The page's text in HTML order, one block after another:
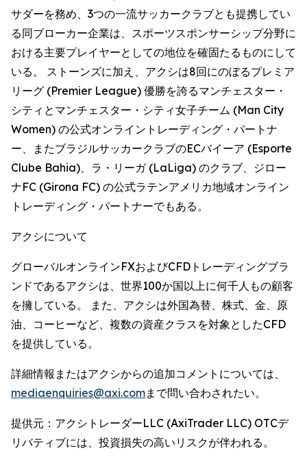
サダーを務め、3つの一流サッカークラブとも提携してい
る同ブローカー企業は、スポーツスポンサーシップ分野に
おける主要プレイヤーとしての地位を確固たるものにして
いる。 ストーンズに加え、アクシは8回にのぼるプレミア
リーグ (Premier League) 優勝を誇るマンチェスター・
シティとマンチェスター・シティ女子チーム (Man City
Women) の公式オンライントレーディング・パートナ
ー、またブラジルサッカークラブのECバイーア (Esporte
Clube Bahia)、ラ・リーガ (LaLiga) のクラブ、ジロー
ナFC (Girona FC) の公式ラテンアメリカ地域オンライン
トレーディング・パートナーでもある。
アクシについて
グローバルオンラインFXおよびCFDトレーディングブラ
ンドであるアクシは、世界100か国以上に何千人もの顧客
を擁している。 また、アクシは外国為替、株式、金、原
油、コーヒーなど、複数の資産クラスを対象としたCFD
を提供している。
詳細情報またはアクシからの追加コメントについては、
mediaenquiries@axi.comまで問い合わされたい。
提供元：アクシトレーダーLLC (AxiTrader LLC) OTCデ
リバティブには、投資損失の高いリスクが伴われる。